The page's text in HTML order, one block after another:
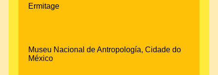
Ermitage
Museu Nacional de Antropología, Cidade do
México